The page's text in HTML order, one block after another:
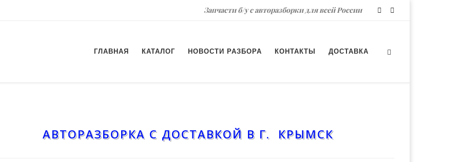
Запчасти б/у с авторазборки для всей России
ГЛАВНАЯ КАТАЛОГ НОВОСТИ РАЗБОРА КОНТАКТЫ ДОСТАВКА
АВТОРАЗБОРКА С ДОСТАВКОЙ В Г. КРЫМСК